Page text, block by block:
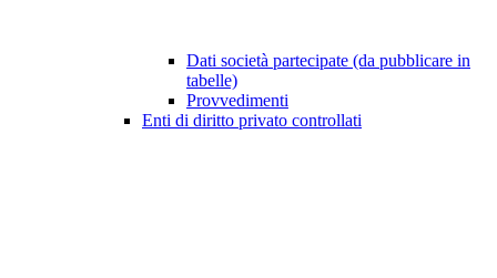
Dati società partecipate (da pubblicare in
tabelle)
Provvedimenti
Enti di diritto privato controllati